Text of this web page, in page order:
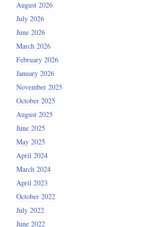
August 2026
July 2026
June 2026
March 2026
February 2026
January 2026
November 2025
October 2025
August 2025
June 2025
May 2025
April 2024
March 2024
April 2023
October 2022
July 2022
June 2022